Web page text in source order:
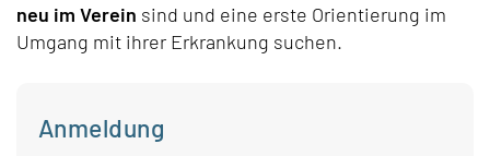
neu im Verein sind und eine erste Orientierung im
Umgang mit ihrer Erkrankung suchen.
Anmeldung